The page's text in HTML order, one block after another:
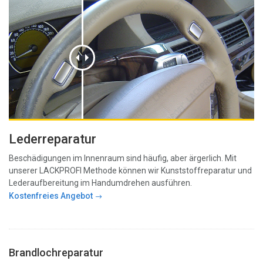
Lederreparatur
Beschädigungen im Innenraum sind häufig, aber ärgerlich. Mit
unserer LACKPROFI Methode können wir Kunststoffreparatur und
Lederaufbereitung im Handumdrehen ausführen.
Kostenfreies Angebot
Brandlochreparatur